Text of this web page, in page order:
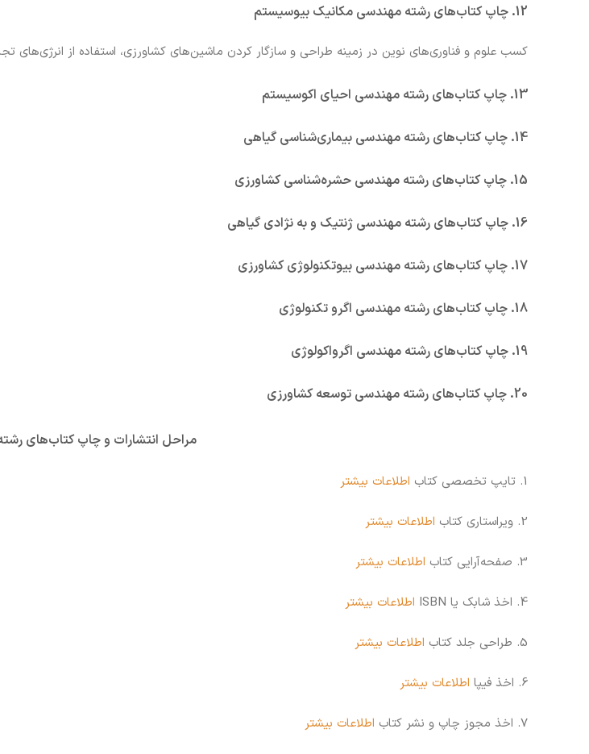
12. چاپ کتاب‌های رشته مهندسی مکانیک بیوسیستم
کسب علوم و فناوری‌های نوین در زمینه طراحی و سازگار کردن ماشین‌های کشاورزی، استفاده از
13. چاپ کتاب‌های رشته مهندسی احیای اکوسیستم
14. چاپ کتاب‌های رشته مهندسی بیماری‌شناسی گیاهی
15. چاپ کتاب‌های رشته مهندسی حشره‌شناسی کشاورزی
16. چاپ کتاب‌های رشته مهندسی ژنتیک و به نژادی گیاهی
17. چاپ کتاب‌های رشته مهندسی بیوتکنولوژی کشاورزی
18. چاپ کتاب‌های رشته مهندسی اگرو تکنولوژی
19. چاپ کتاب‌های رشته مهندسی اگرواکولوژی
20. چاپ کتاب‌های رشته مهندسی توسعه کشاورزی
مراحل انتشارات و چاپ کتاب‌های
1. تایپ تخصصی کتاب اطلاعات بیشتر
2. ویراستاری کتاب اطلاعات بیشتر
3. صفحه‌آرایی کتاب اطلاعات بیشتر
4. اخذ شابک یا ISBN اطلاعات بیشتر
5. طراحی جلد کتاب اطلاعات بیشتر
6. اخذ فیپا اطلاعات بیشتر
7. اخذ مجوز چاپ و نشر کتاب اطلاعات بیشتر